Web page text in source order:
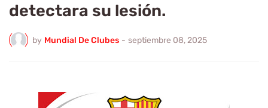
detectara su lesión.
by Mundial De Clubes - septiembre 08, 2025